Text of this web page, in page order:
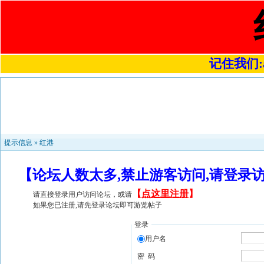
记住我们
提示信息 » 红港
【论坛人数太多,禁止游客访问,请登
请直接登录用户访问论坛，或请 【 点这里注册】
如果您已注册,请先登录论坛即可游览帖子
登录
用户名
密 码